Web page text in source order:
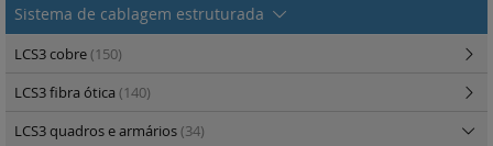
Sistema de cablagem estruturada
LCS3 cobre(150)
LCS3 fibra ótica (140)
LCS3 quadros e armários(34)